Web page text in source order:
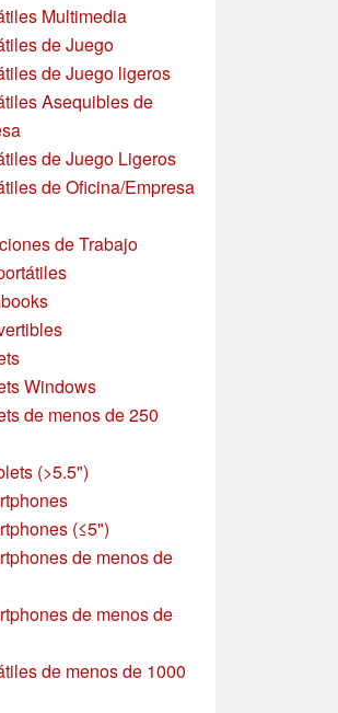
Multimedia
de Juego
de Juego ligeros
Asequibles de
de Juego Ligeros
de Oficina/Empresa
de Trabajo
Windows
de menos de 250
(>5.5")
(≤5")
de menos de
de menos de
de menos de 1000